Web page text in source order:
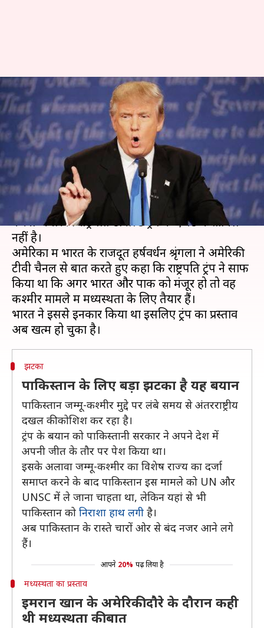
भारत की ना के बाद कश्मीर पर
मध्यस्थता से ट्रंप का इनकार, पाक को
बड़ा झटका
लेखन प्रमोद कुमार Aug 13, 2019 01:19 pm
क्या है खबर?
भारत के इनकार के बाद कश्मीर मामले में मध्यस्थता
करना अमेरिकी राष्ट्रपति डोनाल्ड ट्रंप के एजेंडे में शामिल
नहीं है।
अमेरिका में भारत के राजदूत हर्षवर्धन श्रृंगला ने अमेरिकी
टीवी चैनल से बात करते हुए कहा कि राष्ट्रपति ट्रंप ने साफ
किया था कि अगर भारत और पाक को मंजूर हो तो वह
कश्मीर मामले में मध्यस्थता के लिए तैयार हैं।
भारत ने इससे इनकार किया था इसलिए ट्रंप का प्रस्ताव
झटका
पाकिस्तान के लिए बड़ा झटका है यह बयान
पाकिस्तान जम्मू-कश्मीर मुद्दे पर लंबे समय से अंतरराष्ट्रीय
दखल की कोशिश कर रहा है।
ट्रंप के बयान को पाकिस्तानी सरकार ने अपने देश में
अपनी जीत के तौर पर पेश किया था।
इसके अलावा जम्मू-कश्मीर का विशेष राज्य का दर्जा
समाप्त करने के बाद पाकिस्तान इस मामले को UN और
UNSC में ले जाना चाहता था, लेकिन यहां से भी
पाकिस्तान को निराशा हाथ लगी है।
अब पाकिस्तान के रास्ते चारों ओर से बंद नजर आने लगे
हैं।
आपने 20% पढ़ लिया है
मध्यस्थता का प्रस्ताव
इमरान खान के अमेरिकी दौरे के दौरान कही
थी मध्यस्थता की बात